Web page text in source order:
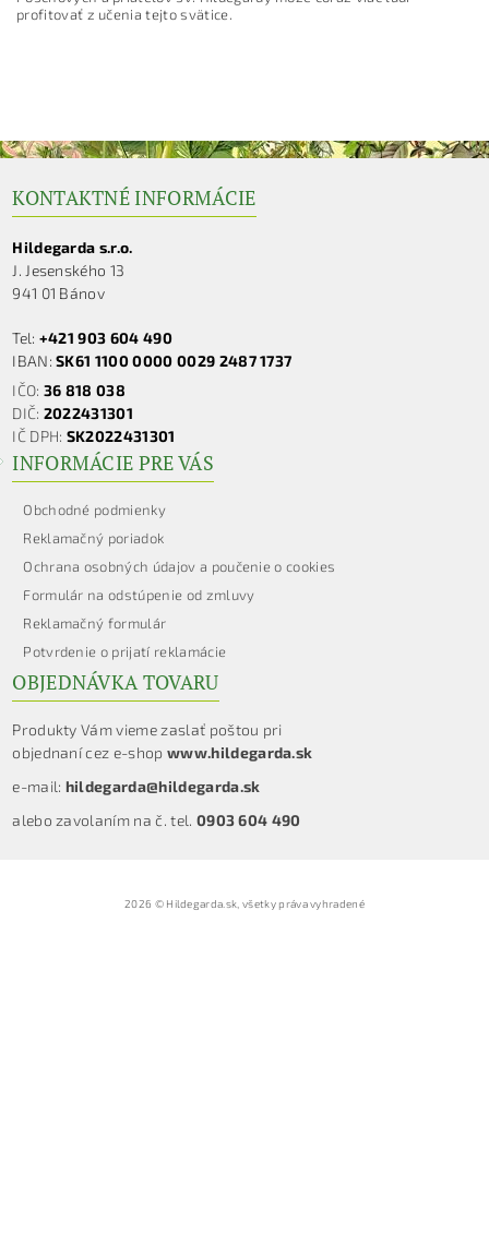
profitovať z učenia tejto svätice.
KONTAKTNÉ INFORMÁCIE
Hildegarda s.r.o.
J. Jesenského 13
941 01 Bánov
Tel: +421 903 604 490
IBAN:SK61 1100 0000 0029 2487 1737
IČO: 36 818 038
DIČ: 2022431301
IČ DPH: SK2022431301
INFORMÁCIE PRE VÁS
Obchodné podmienky
Reklamačný poriadok
Ochrana osobných údajov a poučenie o cookies
Formulár na odstúpenie od zmluvy
Reklamačný formulár
Potvrdenie o prijatí reklamácie
OBJEDNÁVKA TOVARU
Produkty Vám vieme zaslať poštou pri
objednaní cez e-shop www.hildegarda.sk
e-mail: hildegarda@hildegarda.sk
alebo zavolaním na č. tel. 0903 604 490
2026 © Hildegarda.sk, všetky práva vyhradené